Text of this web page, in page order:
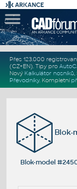
Přes 123.000
(CZ+EN). Tipy pro
Nový Kalkulátor nosníků,
Převodníky. Kompletní
Blok-
Blok-model